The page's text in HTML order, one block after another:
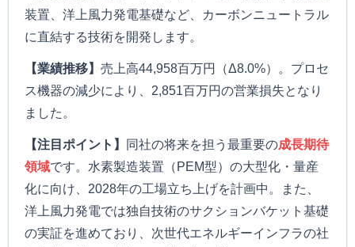
装置、洋上風力発電基礎など、カーボンニュートラル
に直結する技術を開発します。
【業績推移】 売上高44,958百万円（Δ8.0%）。プロセ
ス機器の減少により、2,851百万円の営業損失となり
ました。
【注目ポイント】 同社の将来を担う最重要の成長期待
領域です。水素製造装置（PEM型）の大型化・量産
化に向け、2028年の工場立ち上げを計画中。また、
洋上風力発電では独自技術のサクションバケット基礎
の実証を進めており、次世代エネルギーインフラの社